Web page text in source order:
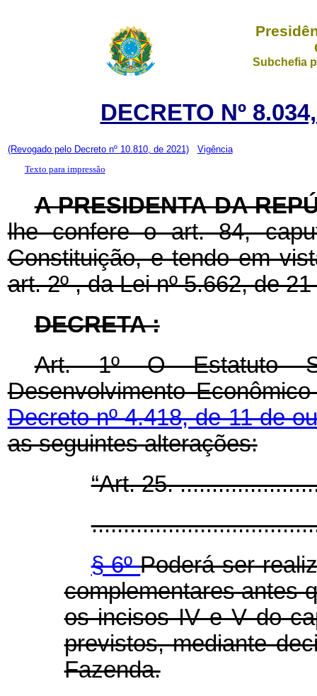
Subchefia
DECRETO Nº
(Revogado pelo Decreto nº 10.810, de 2021)
Vigência
Texto para impressão
A PRESIDENTA DA
lhe confere o art. 84,
Constituição, e tendo em
art. 2º , da Lei nº 5.662, de
DECRETA :
Art. 1º O Estatuto
Desenvolvimento
Decreto nº 4.418, de 11 de
as seguintes alterações:
“Art. 25.
§ 6ºPoderá ser
complementares antes
os incisos IV e V do
previstos, mediante
Fazenda.